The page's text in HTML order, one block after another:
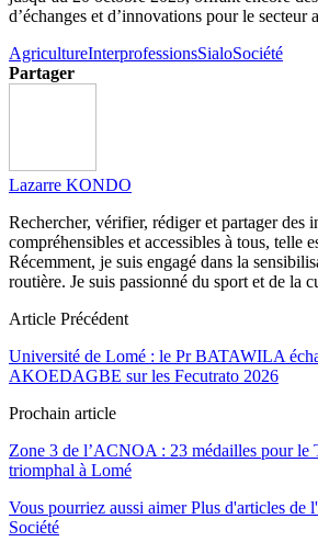
d’échanges et d’innovations pour le secteur
AgricultureInterprofessionsSialoSociété
Partager
Lazarre KONDO
Rechercher, vérifier, rédiger et partager des
compréhensibles et accessibles à tous, telle
Récemment, je suis engagé dans la
routière. Je suis passionné du sport et de la
Article Précédent
Université de Lomé : le Pr BATAWILA
AKOEDAGBE sur les Fecutrato 2026
Prochain article
Zone 3 de l’ACNOA : 23 médailles pour le
triomphal à Lomé
Vous pourriez aussi aimer Plus d'articles de
Société